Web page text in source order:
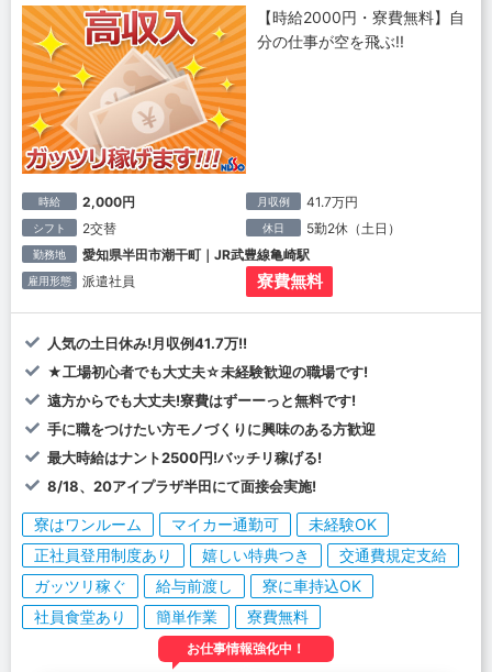
【時給2000円・寮費無料】自
分の仕事が空を飛ぶ!!
時給 2,000円 月収例 41.7万円
シフト 2交替 休日 5勤2休（土日）
勤務地 愛知県半田市潮干町｜JR武豊線亀崎駅
雇用形態 派遣社員 寮費無料
人気の土日休み!月収例41.7万!!
★工場初心者でも大丈夫☆未経験歓迎の職場です!
遠方からでも大丈夫!寮費はずーーっと無料です!
手に職をつけたい方モノづくりに興味のある方歓迎
最大時給はナント2500円!バッチリ稼げる!
8/18、20アイプラザ半田にて面接会実施!
寮はワンルーム マイカー通勤可
未経験OK
正社員登用制度あり
嬉しい特典つき
交通費規定支給
ガッツリ稼ぐ
給与前渡し
寮に車持込OK
社員食堂あり
簡単作業 寮費無料
お仕事情報強化中！